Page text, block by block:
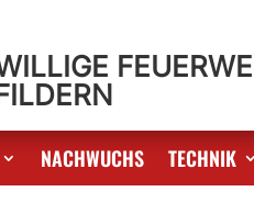
NACHWUCHS TECHNIK